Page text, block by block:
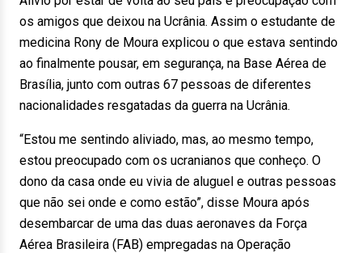
os amigos que deixou na Ucrânia. Assim o estudante de
medicina Rony de Moura explicou o que estava sentindo
ao finalmente pousar, em segurança, na Base Aérea de
Brasília, junto com outras 67 pessoas de diferentes
nacionalidades resgatadas da guerra na Ucrânia.
“Estou me sentindo aliviado, mas, ao mesmo tempo,
estou preocupado com os ucranianos que conheço. O
dono da casa onde eu vivia de aluguel e outras pessoas
que não sei onde e como estão”, disse Moura após
desembarcar de uma das duas aeronaves da Força
Aérea Brasileira (FAB) empregadas na Operação